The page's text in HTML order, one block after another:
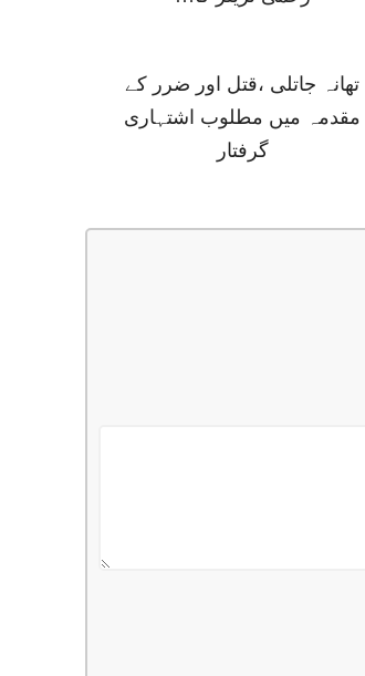
تھانہ جاتلی ،قتل اور ضرر کے
مقدمہ میں مطلوب اشتہاری
گرفتار